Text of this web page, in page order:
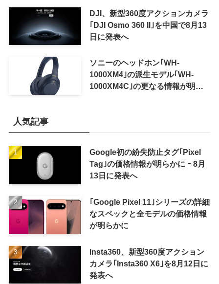
可能に
DJI、新型360度アクションカメラ
｢DJI Osmo 360 II｣を中国で8月13
日に発表へ
ソニーのヘッドホン｢WH-
1000XM4｣の派生モデル｢WH-
1000XM4C｣の更なる情報が明ら
人気記事
Google初の紛失防止タグ｢Pixel
Tag｣の価格情報が明らかに ｰ 8月
13日に発表へ
｢Google Pixel 11｣シリーズの詳細
なスペックと全モデルの価格情報
が明らかに
Insta360、新型360度アクション
カメラ｢Insta360 X6｣を8月12日に
発表へ